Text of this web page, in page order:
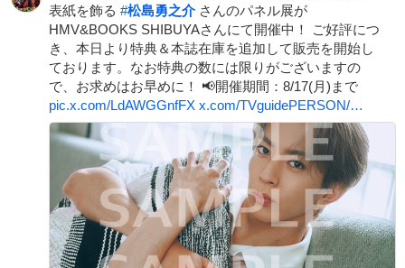
表紙を飾る #松島勇之介さんのパネル展が
HMV&BOOKS SHIBUYAさんにて開催中！ ご好評につ
き、本日より特典＆本誌在庫を追加して販売を開始し
ております。なお特典の数には限りがございますの
で、お求めはお早めに！ 📢開催期間：8/17(月)まで
pic.x.com/LdAWGGnfFX x.com/TVguidePERSON/…